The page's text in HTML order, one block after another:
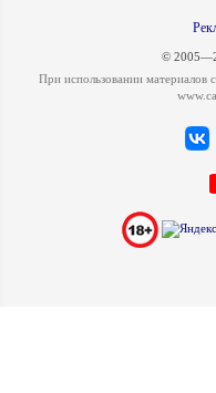
©
При использовании материалов